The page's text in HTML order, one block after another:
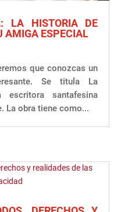
LA HISTORIA DE
AMIGA ESPECIAL
que conozcas un
Se titula La
escritora santafesina
La obra tiene como...